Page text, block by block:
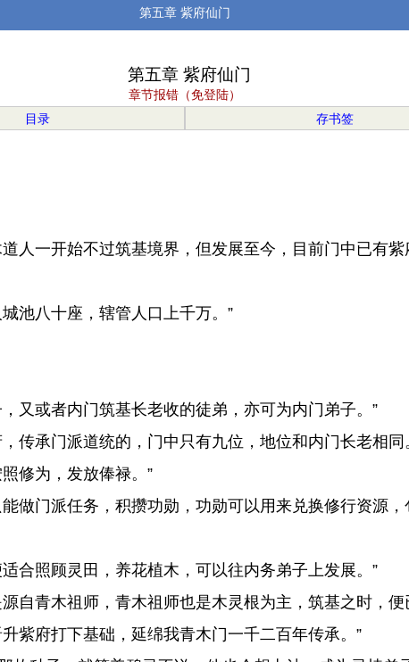
第五章 紫府仙门
第五章 紫府仙门
章节报错（免登陆）
目录 存书签
人一开始不过筑基境界，但发展至今，目前门中已有
池八十座，辖管人口上千万。”
又或者内门筑基长老收的徒弟，亦可为内门弟子。”
传承门派道统的，门中只有九位，地位和内门长老相同
修为，发放俸禄。”
做门派任务，积攒功勋，功勋可以用来兑换修行资源
合照顾灵田，养花植木，可以往内务弟子上发展。”
自青木祖师，青木祖师也是木灵根为主，筑基之时，
紫府打下基础，延绵我青木门一千二百年传承。”